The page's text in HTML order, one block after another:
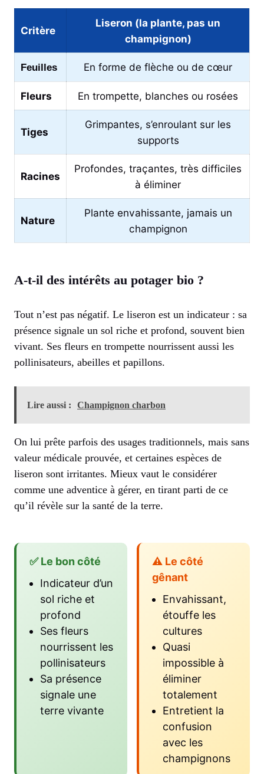
Critère
Liseron (la plante, pas un
champignon)
Feuilles En forme de flèche ou de cœur
Fleurs En trompette, blanches ou rosées
Tiges
Grimpantes, s’enroulant sur les
supports
Racines
Profondes, traçantes, très difficiles
à éliminer
Nature
Plante envahissante, jamais un
champignon
A-t-il des intérêts au potager bio ?
Tout n’est pas négatif. Le liseron est un indicateur : sa
présence signale un sol riche et profond, souvent bien
vivant. Ses fleurs en trompette nourrissent aussi les
pollinisateurs, abeilles et papillons.
Lire aussi : Champignon charbon
On lui prête parfois des usages traditionnels, mais sans
valeur médicale prouvée, et certaines espèces de
liseron sont irritantes. Mieux vaut le considérer
comme une adventice à gérer, en tirant parti de ce
qu’il révèle sur la santé de la terre.
✅ Le bon côté
Indicateur d’un
sol riche et
profond
Ses fleurs
nourrissent les
pollinisateurs
Sa présence
signale une
terre vivante
⚠️ Le côté
gênant
Envahissant,
étouffe les
cultures
Quasi
impossible à
éliminer
totalement
Entretient la
confusion
avec les
champignons